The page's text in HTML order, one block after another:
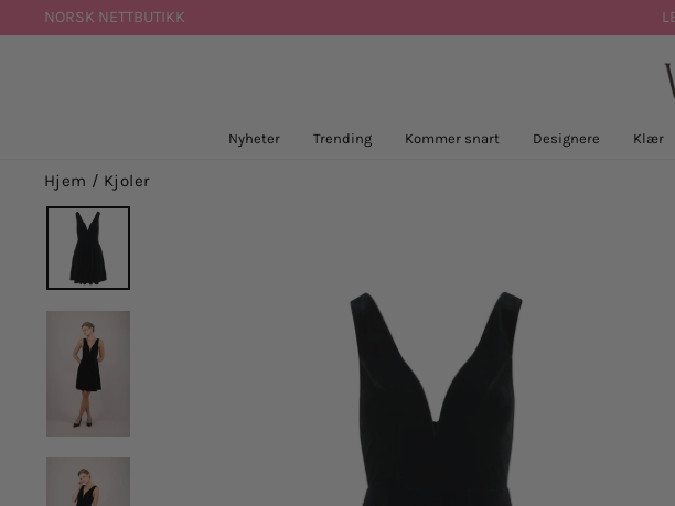
til
NORSK NETTBUTIKK
Nyheter Trending Kommer snart Designere Klær
Hjem / Kjoler